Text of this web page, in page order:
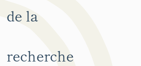
de la
recherche